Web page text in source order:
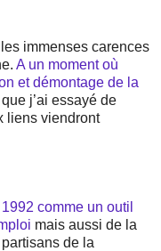
immenses carences
A un moment où
et démontage de la
j’ai essayé de
liens viendront
comme un outil
mais aussi de la
de la